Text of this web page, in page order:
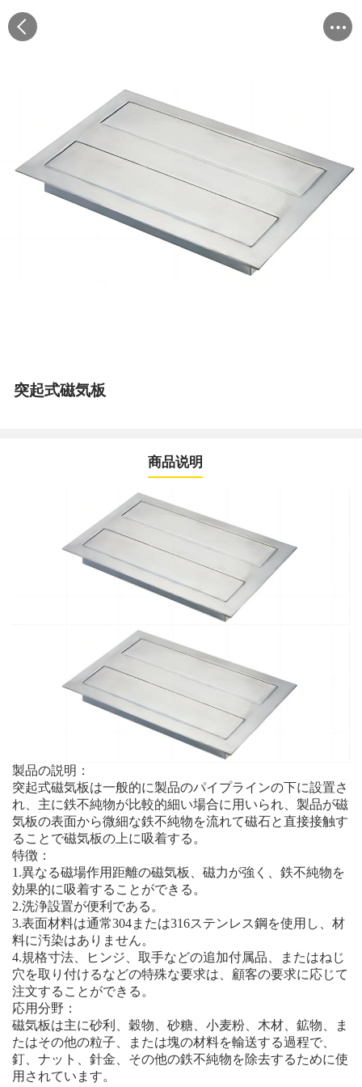
突起式磁気板
商品说明
製品の説明：
突起式磁気板は一般的に製品のパイプラインの下に設置さ
れ、主に鉄不純物が比較的細い場合に用いられ、製品が磁
気板の表面から微細な鉄不純物を流れて磁石と直接接触す
ることで磁気板の上に吸着する。
特徴：
1.異なる磁場作用距離の磁気板、磁力が強く、鉄不純物を
効果的に吸着することができる。
2.洗浄設置が便利である。
3.表面材料は通常304または316ステンレス鋼を使用し、材
料に汚染はありません。
4.規格寸法、ヒンジ、取手などの追加付属品、またはねじ
穴を取り付けるなどの特殊な要求は、顧客の要求に応じて
注文することができる。
応用分野：
磁気板は主に砂利、穀物、砂糖、小麦粉、木材、鉱物、ま
たはその他の粒子、または塊の材料を輸送する過程で、
釘、ナット、針金、その他の鉄不純物を除去するために使
用されています。